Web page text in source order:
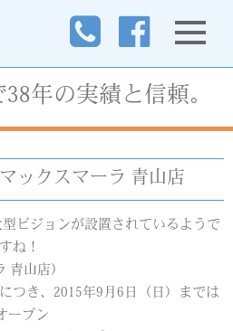
年の実績と信頼。
マックスマーラ 青山店
ビジョンが設置されているようで
ね！
青山店）
つき、2015年9月6日（日）までは
ープン